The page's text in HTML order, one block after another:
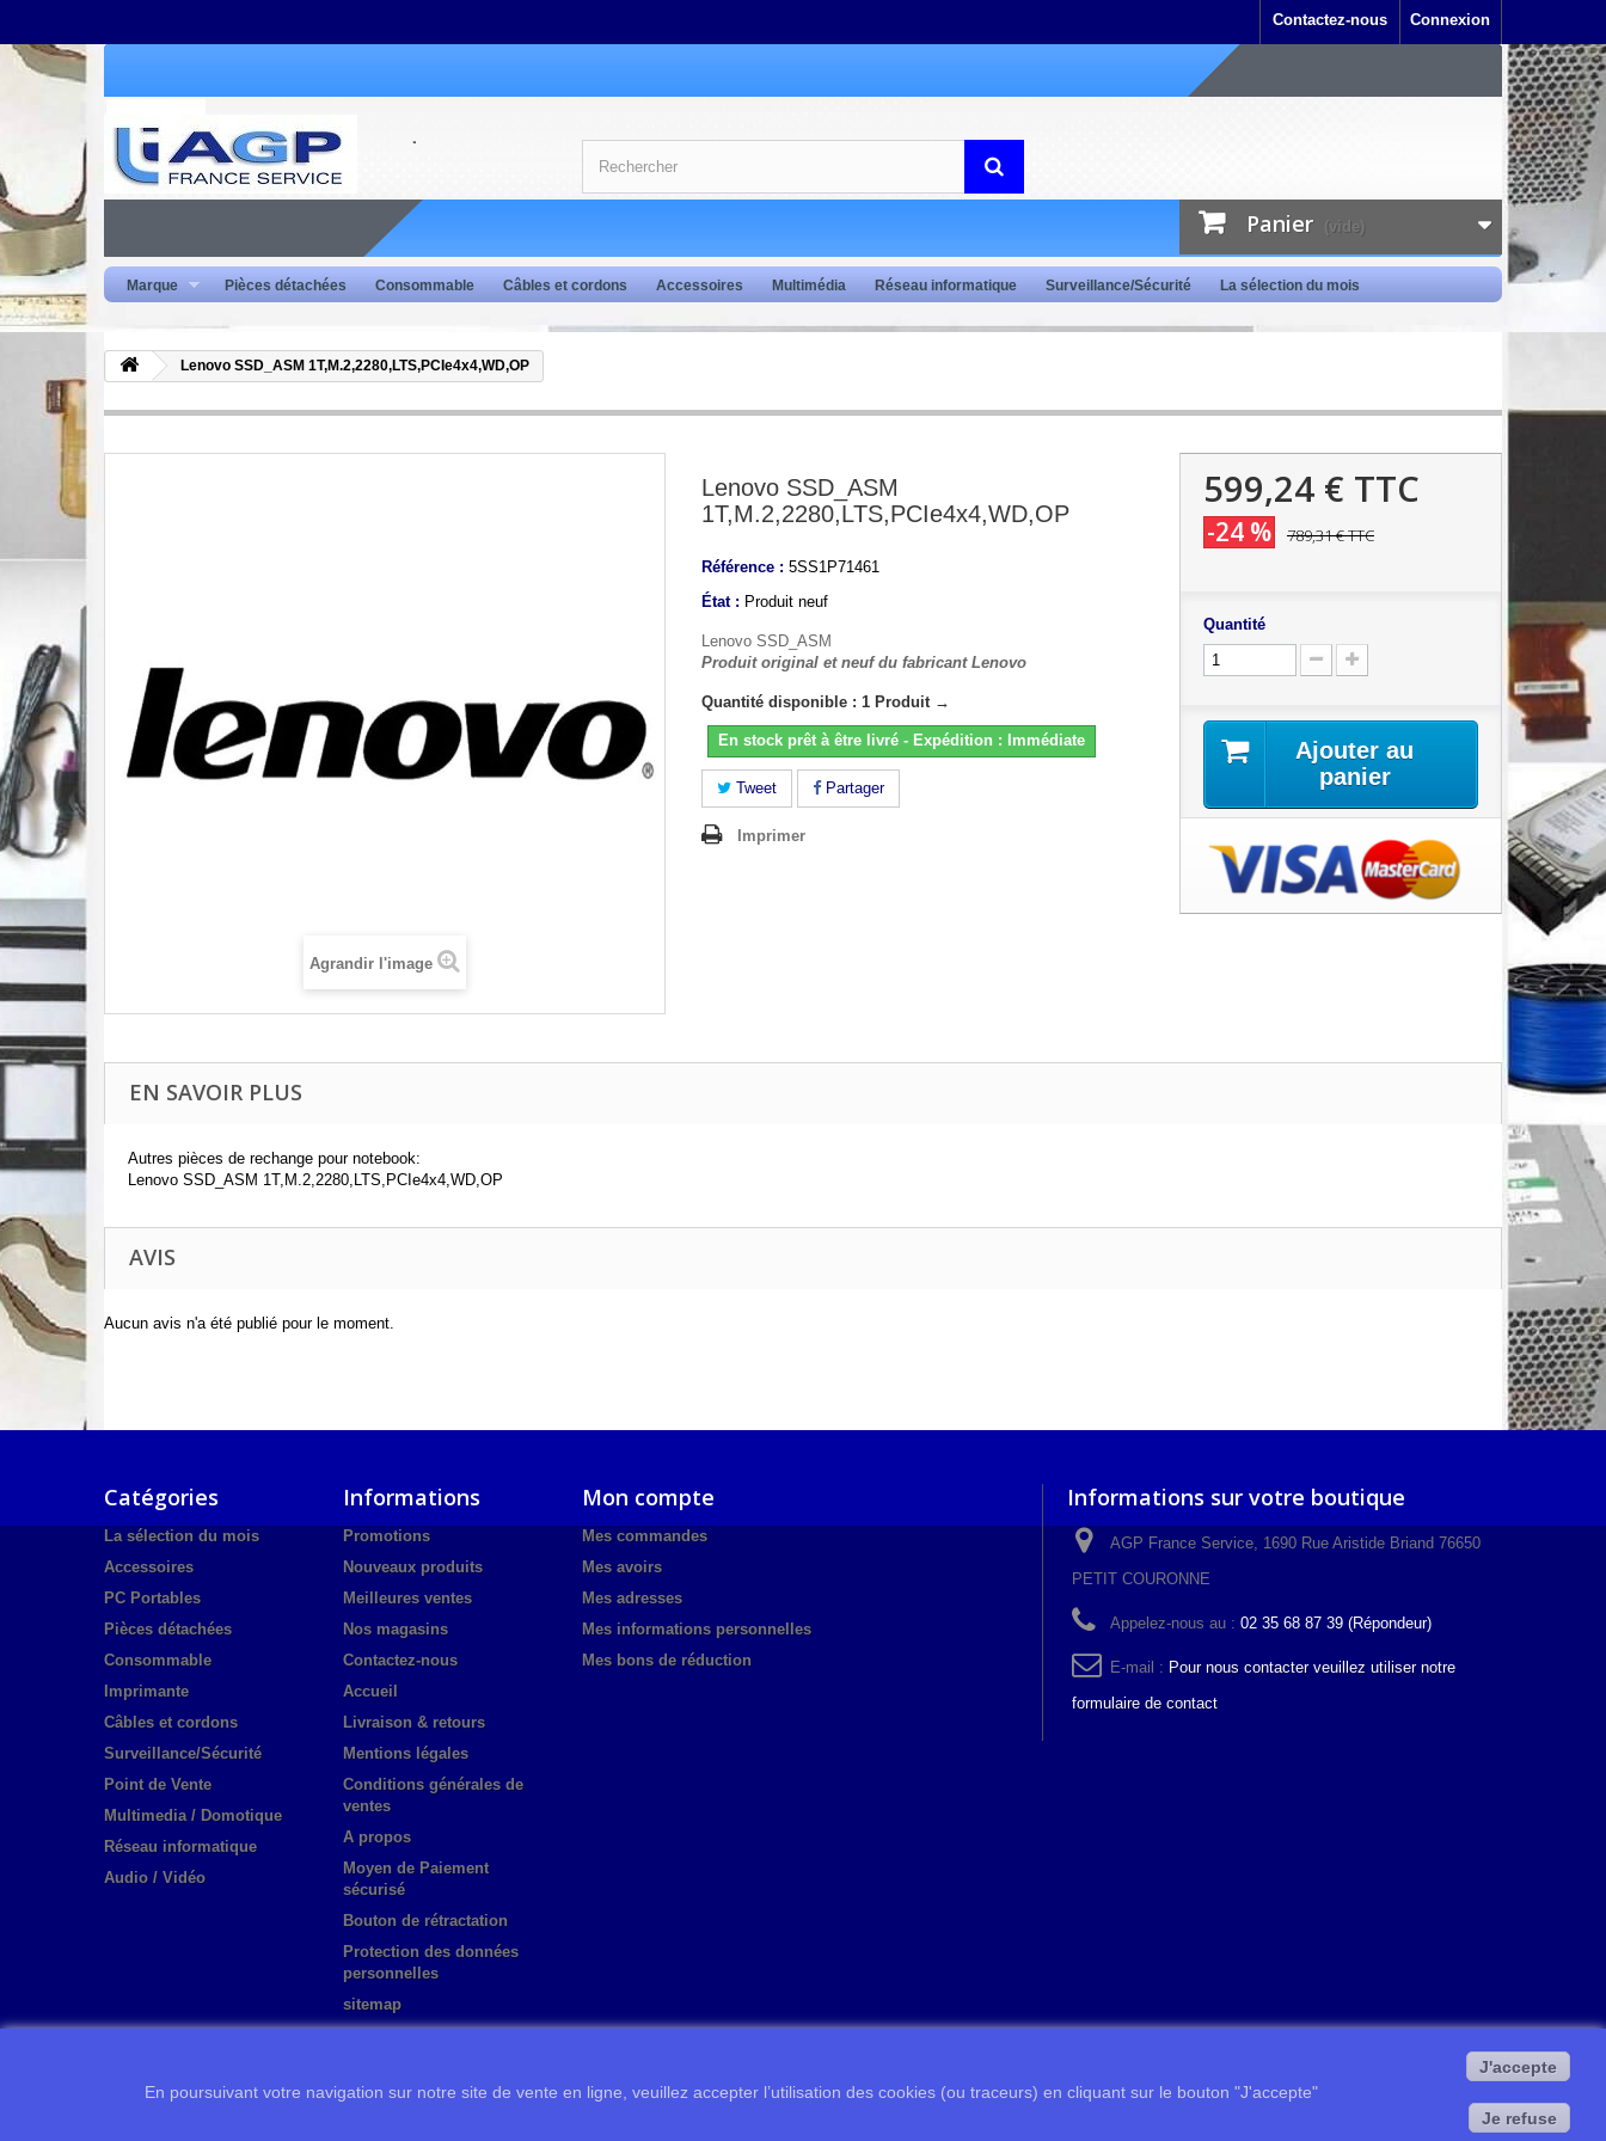
Connexion
Contactez-nous
Panier (vide)
Marque Pièces détachées Consommable Câbles et cordons Accessoires Multimédia Réseau informatique Surveillance/Sécurité La sélection du mois
Lenovo SSD_ASM 1T,M.2,2280,LTS,PCIe4x4,WD,OP
Agrandir l'image
Lenovo SSD_ASM
1T,M.2,2280,LTS,PCIe4x4,WD,OP
Référence : 5SS1P71461
État : Produit neuf
Lenovo SSD_ASM
Produit original et neuf du fabricant Lenovo
Quantité disponible : 1 Produit →
En stock prêt à être livré - Expédition : Immédiate
Tweet Partager
Imprimer
599,24 € TTC
-24 % 789,31 €TTC
Quantité
Ajouter au
panier
EN SAVOIR PLUS
Autres pièces de rechange pour notebook:
Lenovo SSD_ASM 1T,M.2,2280,LTS,PCIe4x4,WD,OP
AVIS
Aucun avis n'a été publié pour le moment.
Catégories
La sélection du mois
Accessoires
PC Portables
Pièces détachées
Consommable
Imprimante
Câbles et cordons
Surveillance/Sécurité
Point de Vente
Multimedia / Domotique
Réseau informatique
Audio / Vidéo
Informations
Promotions
Nouveaux produits
Meilleures ventes
Nos magasins
Contactez-nous
Accueil
Livraison & retours
Mentions légales
Conditions générales de
ventes
A propos
Moyen de Paiement
sécurisé
Bouton de rétractation
Protection des données
personnelles
sitemap
Mon compte
Mes commandes
Mes avoirs
Mes adresses
Mes informations personnelles
Mes bons de réduction
Informations sur votre boutique
AGP France Service, 1690 Rue Aristide Briand 76650
PETIT COURONNE
Appelez-nous au : 02 35 68 87 39 (Répondeur)
E-mail : Pour nous contacter veuillez utiliser notre
formulaire de contact
En poursuivant votre navigation sur notre site de vente en ligne, veuillez accepter l’utilisation des cookies (ou traceurs) en cliquant sur le bouton "J'accepte"
J'accepte
Je refuse